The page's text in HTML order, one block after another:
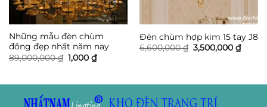
Những mẫu đèn chùm
đồng đẹp nhất năm nay
89,000,000₫ Giá
gốc
1,000 ₫Giá
hiện
Đèn chùm hợp kim 15 tay J8
6,600,000₫ Giá
gốc
3,500,000 ₫Giá
hiện